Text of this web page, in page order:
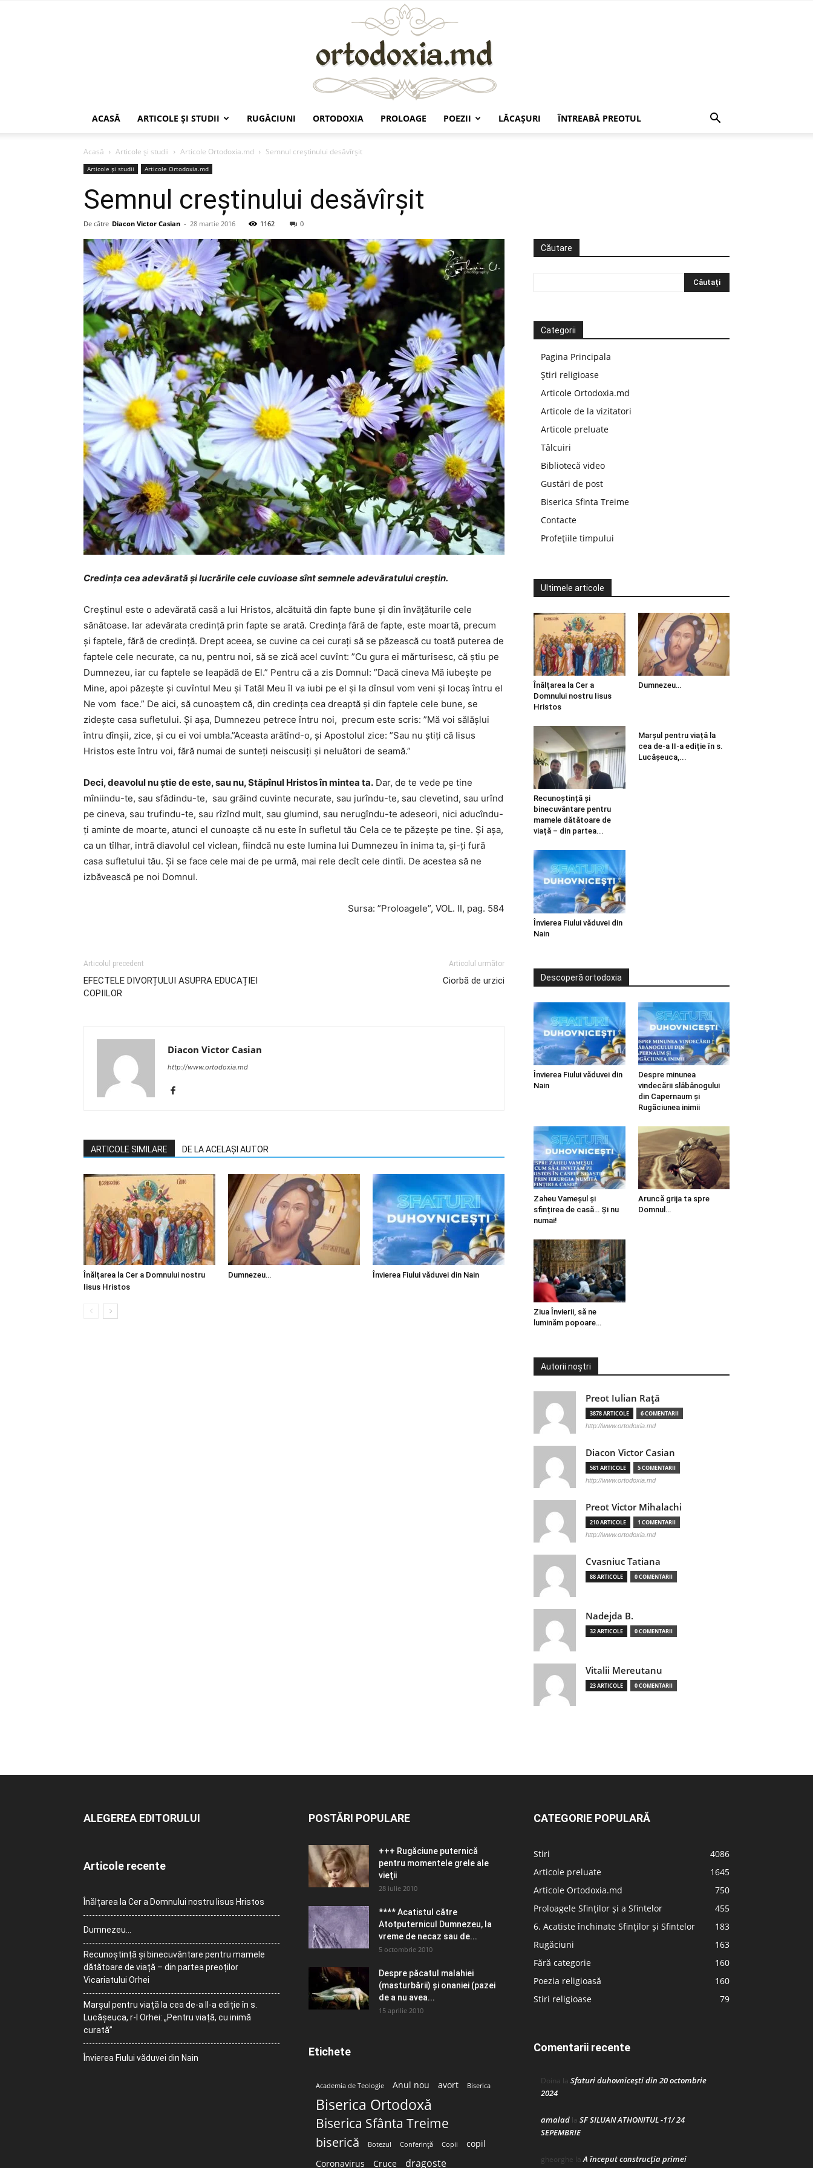
ACASĂ ARTICOLE ŞI STUDII RUGĂCIUNI ORTODOXIA PROLOAGE POEZII LĂCAŞURI ÎNTREABĂ PREOTUL
Acasă Articole şi studii Articole Ortodoxia.md Semnul creștinului desăvîrșit
Articole şi studii Articole Ortodoxia.md
Semnul creștinului desăvîrșit
De către Diacon Victor Casian - 28 martie 2016 1162 0
Credința cea adevărată și lucrările cele cuvioase sînt semnele adevăratului creștin.
Creștinul este o adevărată casă a lui Hristos, alcătuită din fapte bune și din învățăturile cele
sănătoase. Iar adevărata credință prin fapte se arată. Credința fără de fapte, este moartă, precum
și faptele, fără de credință. Drept aceea, se cuvine ca cei curați să se păzească cu toată puterea de
faptele cele necurate, ca nu, pentru noi, să se zică acel cuvînt: ”Cu gura ei mărturisesc, că știu pe
Dumnezeu, iar cu faptele se leapădă de El.” Pentru că a zis Domnul: ”Dacă cineva Mă iubește pe
Mine, apoi păzește și cuvîntul Meu și Tatăl Meu îl va iubi pe el și la dînsul vom veni și locaș întru el
Ne vom face.” De aici, să cunoaștem că, din credința cea dreaptă și din faptele cele bune, se
zidește casa sufletului. Și așa, Dumnezeu petrece întru noi, precum este scris: ”Mă voi sălășlui
întru dînșii, zice, și cu ei voi umbla.”Aceasta arătînd-o, și Apostolul zice: ”Sau nu știți că Iisus
Hristos este întru voi, fără numai de sunteți neiscusiți și neluători de seamă.”
Deci, deavolul nu știe de este, sau nu, Stăpînul Hristos în mintea ta. Dar, de te vede pe tine
mîniindu-te, sau sfădindu-te, sau grăind cuvinte necurate, sau jurîndu-te, sau clevetind, sau urînd
pe cineva, sau trufindu-te, sau rîzînd mult, sau glumind, sau nerugîndu-te adeseori, nici aducîndu-
ți aminte de moarte, atunci el cunoaște că nu este în sufletul tău Cela ce te păzește pe tine. Și așa,
ca un tîlhar, intră diavolul cel viclean, fiindcă nu este lumina lui Dumnezeu în inima ta, și-ți fură
casa sufletului tău. Și se face cele mai de pe urmă, mai rele decît cele dintîi. De acestea să ne
izbăvească pe noi Domnul.
Sursa: ”Proloagele”, VOL. II, pag. 584
Articolul precedent
EFECTELE DIVORȚULUI ASUPRA EDUCAȚIEI
COPIILOR
Articolul următor
Ciorbă de urzici
Diacon Victor Casian
http://www.ortodoxia.md
ARTICOLE SIMILARE DE LA ACELAȘI AUTOR
Înălțarea la Cer a Domnului nostru
Iisus Hristos
Dumnezeu… Învierea Fiului văduvei din Nain
Căutare
Categorii
Pagina Principala
Știri religioase
Articole Ortodoxia.md
Articole de la vizitatori
Articole preluate
Tâlcuiri
Bibliotecă video
Gustări de post
Biserica Sfinta Treime
Contacte
Profețiile timpului
Ultimele articole
Înălțarea la Cer a
Domnului nostru Iisus
Hristos
Dumnezeu…
Recunoștință și
binecuvântare pentru
mamele dătătoare de
viață – din partea...
Marșul pentru viață la
cea de-a II-a ediție în s.
Lucășeuca,...
Învierea Fiului văduvei din
Nain
Descoperă ortodoxia
Învierea Fiului văduvei din
Nain
Despre minunea
vindecării slăbănogului
din Capernaum și
Rugăciunea inimii
Zaheu Vameșul și
sfințirea de casă… Și nu
numai!
Aruncă grija ta spre
Domnul…
Ziua Învierii, să ne
luminăm popoare…
Autorii noștri
Preot Iulian Raţă
3878 ARTICOLE 6 COMENTARII
http://www.ortodoxia.md
Diacon Victor Casian
581 ARTICOLE 5 COMENTARII
http://www.ortodoxia.md
Preot Victor Mihalachi
210 ARTICOLE 1 COMENTARII
http://www.ortodoxia.md
Cvasniuc Tatiana
88 ARTICOLE 0 COMENTARII
Nadejda B.
32 ARTICOLE 0 COMENTARII
Vitalii Mereutanu
23 ARTICOLE 0 COMENTARII
ALEGEREA EDITORULUI
Articole recente
Înălțarea la Cer a Domnului nostru Iisus Hristos
Dumnezeu…
Recunoștință și binecuvântare pentru mamele
dătătoare de viață – din partea preoților
Vicariatului Orhei
Marșul pentru viață la cea de-a II-a ediție în s.
Lucășeuca, r-l Orhei: „Pentru viață, cu inimă
curată”
Învierea Fiului văduvei din Nain
POSTĂRI POPULARE
+++ Rugăciune puternică
pentru momentele grele ale
vieţii
28 iulie 2010
**** Acatistul către
Atotputernicul Dumnezeu, la
vreme de necaz sau de...
5 octombrie 2010
Despre păcatul malahiei
(masturbării) şi onaniei (pazei
de a nu avea...
15 aprilie 2010
Etichete
Academia de Teologie Anul nou avort Biserica
Biserica Ortodoxă
Biserica Sfânta Treime
biserică Botezul Conferință Copii
copil
Coronavirus
Cruce dragoste
CATEGORIE POPULARĂ
Stiri
4086
Articole preluate
1645
Articole Ortodoxia.md
750
Proloagele Sfinților și a Sfintelor
455
6. Acatiste închinate Sfinților și Sfintelor
183
Rugăciuni
163
Fără categorie
160
Poezia religioasă
160
Stiri religioase
79
Comentarii recente
Doina la Sfaturi duhovnicești din 20 octombrie
2024
amalad la SF SILUAN ATHONITUL -11/ 24
SEPEMBRIE
gheorghe laA început construcţia primei